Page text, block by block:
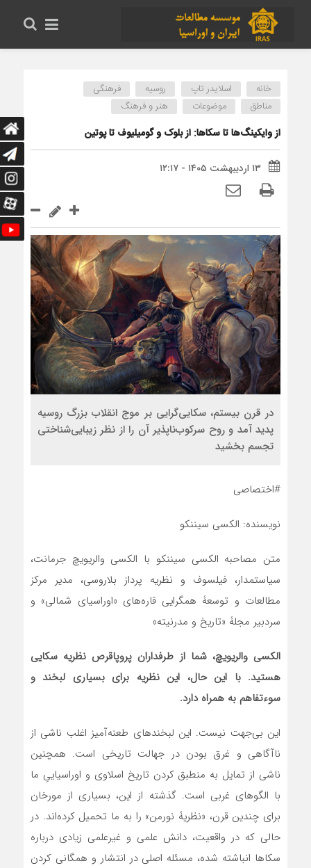
خانه اسلایدر تاپ روسیه
فرهنگی
مناطق
موضوعات هنر و فرهنگ
از وایکینگ‌ها تا سکاها: از بلوک و گومیلیوف تا پوتین
۱۳ اردیبهشت ۱۴۰۵ - ۱۲:۱۷
در قرن بیستم، سکایی‌گرایی بر موج انقلاب بزرگ روسیه
پدید آمد و روح سرکوب‌ناپذیر آن را از نظر زیبایی‌شناختی
تجسم بخشید
#اختصاصی
نویسنده: الکسی سیننکو
متن مصاحبه الکسی سیننکو با الکسی والریویچ جرمانت،
سیاستمدار، فیلسوف و نظریه پرداز بلاروسی، مدیر مرکز
مطالعات و توسعۀ همگرایی قاره‌های «اوراسیای شمالی» و
سردبیر مجلۀ «تاریخ و مدرنیته»
الکسی والریویچ، شما از طرفداران پروپاقرص نظریۀ سکایی
هستید. با این حال، این نظریه برای بسیاری لبخند و
سوءتفاهم به همراه دارد.
این بی‌جهت نیست. این لبخندهای طعنه‌آمیز اغلب ناشی از
ناآگاهی و غرق بودن در جهالت تاریخی است. همچنین
ناشی از تمایل به منطبق کردن تاریخ اسلاوی و اوراسیاییِ ما
با الگوهای غربی است. گذشته از این، بسیاری از مورخان
برای چندین قرن، «نظریۀ نورمن» را به ما تحمیل کرده‌اند. در
حالی که در واقعیت، دانش علمی و غیرعلمی زیادی درباره
سکاها انباشته شده، مسئله اصلی در انتشار و همگانی کردن